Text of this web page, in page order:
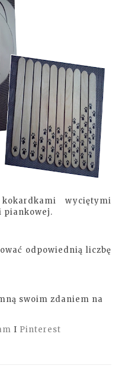
wyciętymi
piankowej.
odpowiednią liczbę
swoim zdaniem na
I Pinterest